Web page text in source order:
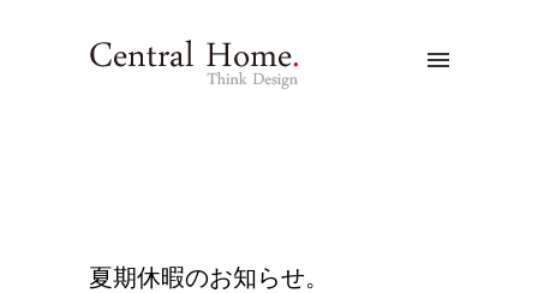
夏期休暇のお知らせ。